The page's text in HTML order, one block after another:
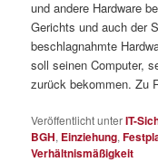
und andere Hardware
Gerichts und auch der
beschlagnahmte
soll seinen Computer,
zurück bekommen. Zu
Veröffentlicht unterIT-
BGH, Einziehung,
Verhältnismäßigkeit